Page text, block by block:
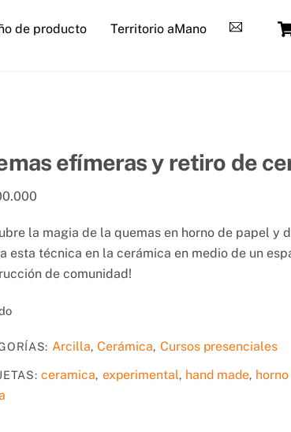
de producto Territorio aMano
efímeras y retiro de
la magia de la quemas en horno de papel y
esta técnica en la cerámica en medio de un
de comunidad!
Arcilla,Cerámica, Cursos presenciales
ceramica, experimental, hand made,